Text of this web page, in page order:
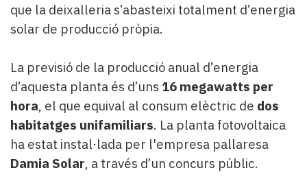
que la deixalleria s’abasteixi totalment d’energia
solar de producció pròpia.
La previsió de la producció anual d’energia
d’aquesta planta és d’uns 16 megawatts per
hora, el que equival al consum elèctric de dos
habitatges unifamiliars. La planta fotovoltaica
ha estat instal·lada per l'empresa pallaresa
Damia Solar, a través d’un concurs públic.